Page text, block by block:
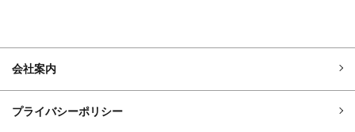
会社案内
プライバシーポリシー